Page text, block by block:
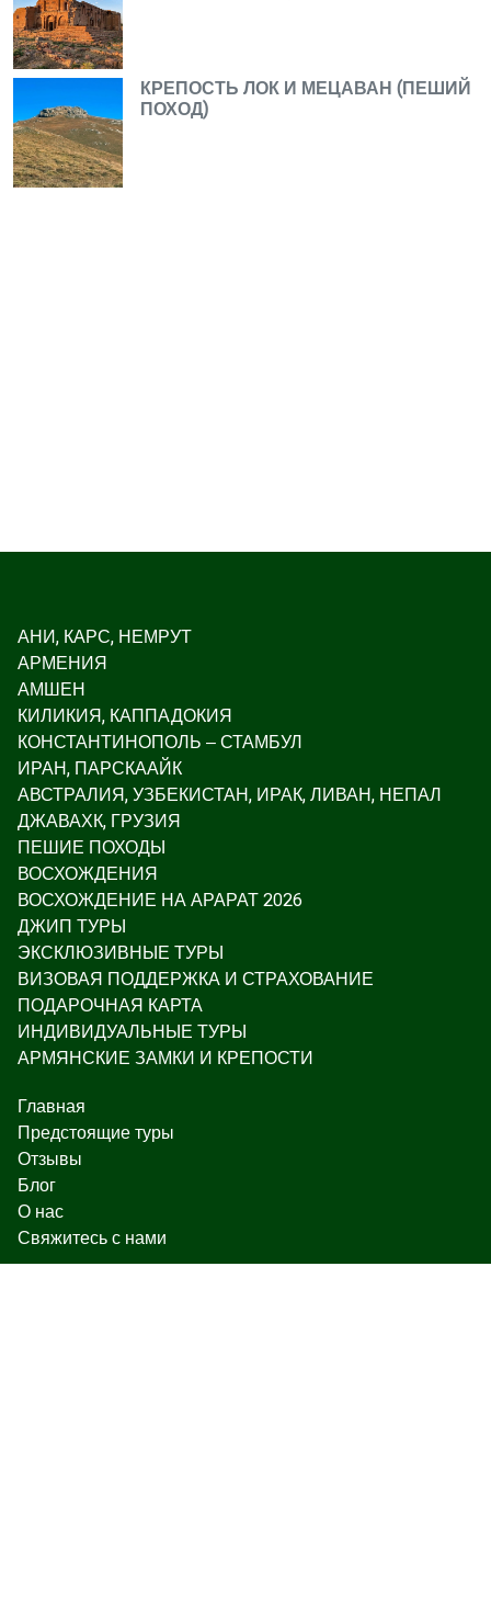
КРЕПОСТЬ ЛОК И МЕЦАВАН (ПЕШИЙ
ПОХОД)
АНИ, КАРС, НЕМРУТ
АРМЕНИЯ
АМШЕН
КИЛИКИЯ, КАППАДОКИЯ
КОНСТАНТИНОПОЛЬ – СТАМБУЛ
ИРАН, ПАРСКААЙК
АВСТРАЛИЯ, УЗБЕКИСТАН, ИРАК, ЛИВАН, НЕПАЛ
ДЖАВАХК, ГРУЗИЯ
ПЕШИЕ ПОХОДЫ
ВОСХОЖДЕНИЯ
ВОСХОЖДЕНИЕ НА АРАРАТ 2026
ДЖИП ТУРЫ
ЭКСКЛЮЗИВНЫЕ ТУРЫ
ВИЗОВАЯ ПОДДЕРЖКА И СТРАХОВАНИЕ
ПОДАРОЧНАЯ КАРТА
ИНДИВИДУАЛЬНЫЕ ТУРЫ
АРМЯНСКИЕ ЗАМКИ И КРЕПОСТИ
Главная
Предстоящие туры
Отзывы
Блог
О нас
Свяжитесь с нами